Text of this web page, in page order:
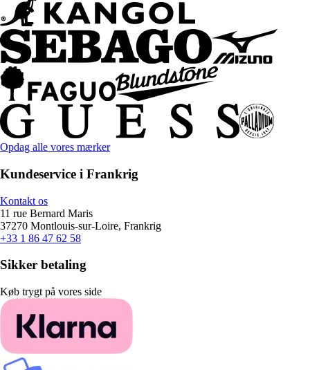
Opdag alle vores mærker
Kundeservice i Frankrig
Kontakt os
11 rue Bernard Maris
37270 Montlouis-sur-Loire, Frankrig
+33 1 86 47 62 58
Sikker betaling
Køb trygt på vores side